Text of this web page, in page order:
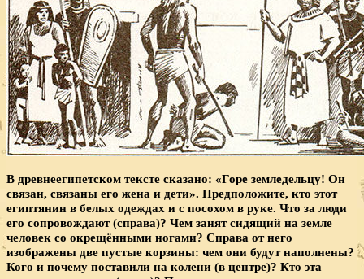
В древнеегипетском тексте сказано: «Горе земледельцу! Он
связан, связаны его жена и дети». Предположите, кто этот
египтянин в белых одеждах и с посохом в руке. Что за люди
его сопровождают (справа)? Чем занят сидящий на земле
человек со окрещёнными ногами? Справа от него
изображены две пустые корзи­ны: чем они будут наполнены?
Кого и почему поставили на колени (в центре)? Кто эта